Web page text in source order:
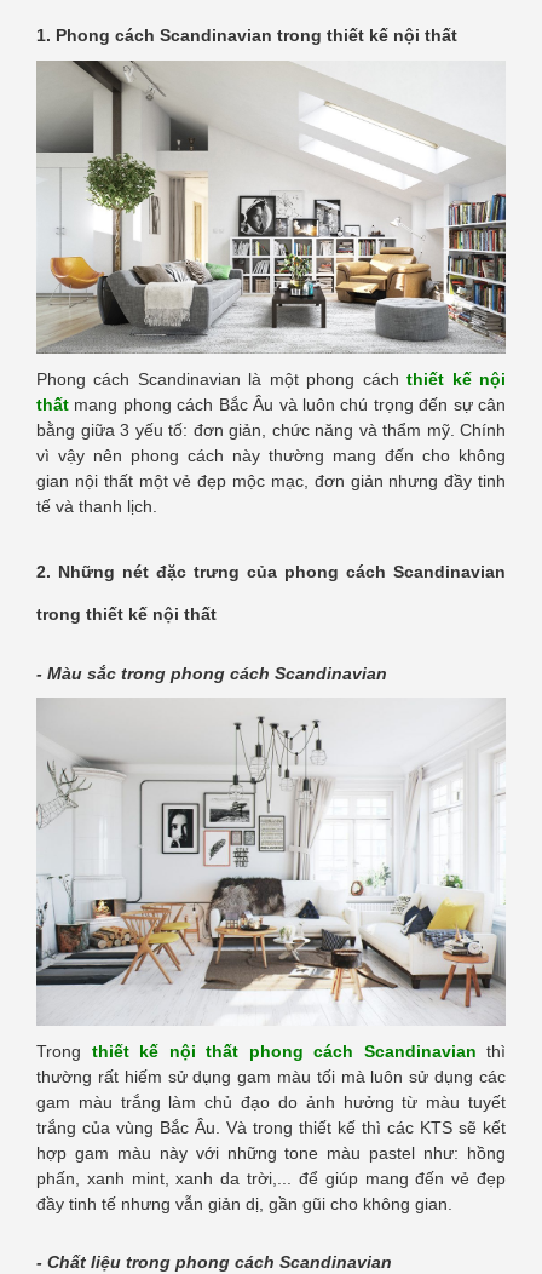
1. Phong cách Scandinavian trong thiết kế nội thất
Phong cách Scandinavian là một phong cáchthiết kế nội
thất mang phong cách Bắc Âu và luôn chú trọng đến sự cân
bằng giữa 3 yếu tố: đơn giản, chức năng và thẩm mỹ. Chính
vì vậy nên phong cách này thường mang đến cho không
gian nội thất một vẻ đẹp mộc mạc, đơn giản nhưng đầy tinh
tế và thanh lịch.
2. Những nét đặc trưng của phong cách Scandinavian
trong thiết kế nội thất
- Màu sắc trong phong cách Scandinavian
Trong thiết kế nội thất phong cách Scandinavian thì
thường rất hiếm sử dụng gam màu tối mà luôn sử dụng các
gam màu trắng làm chủ đạo do ảnh hưởng từ màu tuyết
trắng của vùng Bắc Âu. Và trong thiết kế thì các KTS sẽ kết
hợp gam màu này với những tone màu pastel như: hồng
phấn, xanh mint, xanh da trời,... để giúp mang đến vẻ đẹp
đầy tinh tế nhưng vẫn giản dị, gần gũi cho không gian.
- Chất liệu trong phong cách Scandinavian